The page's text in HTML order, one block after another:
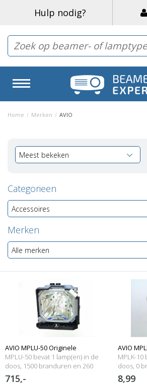
Hulp nodig?
Home / Merken / AVIO
Meest bekeken
Categorieen
Accessoires
Merken
Alle merken
AVIO MPLU-50 Originele
lampmodule
MPLU-50 bevat 1 lamp(en) in de
doos, 1500 branduren en 260
Watt
715,-
AVIO
MPLK-10
doos, 0
8,99